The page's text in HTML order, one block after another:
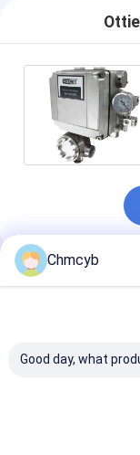
Prodotti
Chmcyb
Good day, what